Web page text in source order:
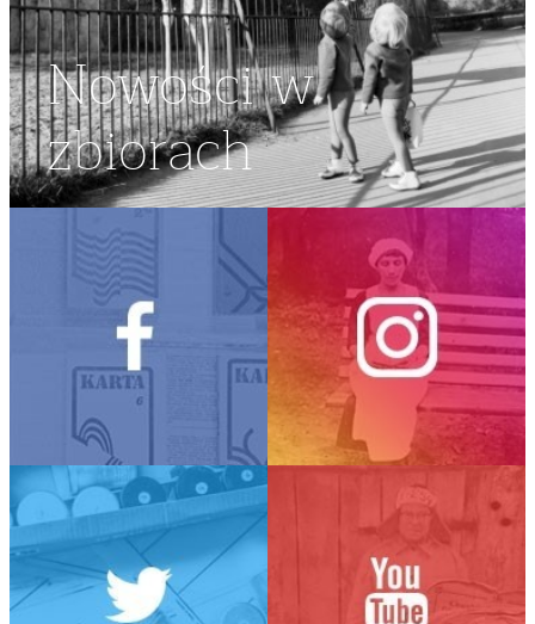
Nowości w
zbiorach